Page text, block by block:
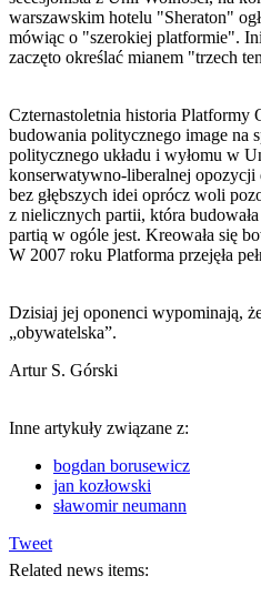
warszawskim hotelu "Sheraton"
mówiąc o "szerokiej platformie".
zaczęto określać mianem "trzech
Czternastoletnia historia Platformy
budowania politycznego image na
politycznego układu i wyłomu w
konserwatywno-liberalnej
bez głębszych idei oprócz woli
z nielicznych partii, która
partią w ogóle jest. Kreowała się
W 2007 roku Platforma przejęła
Dzisiaj jej oponenci wypominają,
„obywatelska”.
Artur S. Górski
Inne artykuły związane z:
bogdan borusewicz
jan kozłowski
sławomir neumann
Tweet
Related news items: